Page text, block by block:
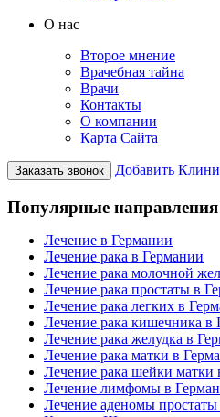
О нас
Второе мнение
Врачебная тайна
Врачи
Контакты
О компании
Карта Сайта
Заказать звонок Добавить
Популярные направления
Лечение в Германии
Лечение рака в Германии
Лечение рака молочной
Лечение рака простаты в
Лечение рака легких в
Лечение рака кишечника в
Лечение рака желудка в
Лечение рака матки в
Лечение рака шейки матки
Лечение лимфомы в
Лечение аденомы